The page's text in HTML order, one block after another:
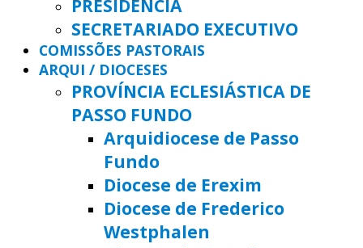
PRESIDÊNCIA
SECRETARIADO EXECUTIVO
COMISSÕES PASTORAIS
ARQUI / DIOCESES
PROVÍNCIA ECLESIÁSTICA DE
PASSO FUNDO
Arquidiocese de Passo
Fundo
Diocese de Erexim
Diocese de Frederico
Westphalen